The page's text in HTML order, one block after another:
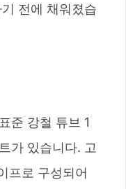
전에 채워졌습
준 강철 튜브 1
가 있습니다. 고
프로 구성되어